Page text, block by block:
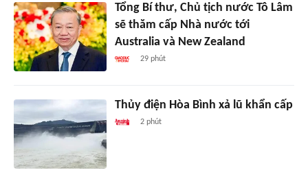
Tổng Bí thư, Chủ tịch nước Tô Lâm
sẽ thăm cấp Nhà nước tới
Australia và New Zealand
29 phút
Thủy điện Hòa Bình xả lũ khẩn cấp
2 phút